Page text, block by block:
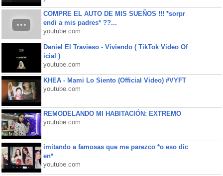
COMPRE EL AUTO DE MIS SUEÑOS !!! *sorpr
endi a mis padres* ??...
youtube.com
Daniel El Travieso - Viviendo ( TikTok Video Of
icial )
youtube.com
KHEA - Mami Lo Siento (Official Video) #VYFT
youtube.com
REMODELANDO MI HABITACIÓN: EXTREMO
youtube.com
imitando a famosas que me parezco *o eso dic
en*
youtube.com